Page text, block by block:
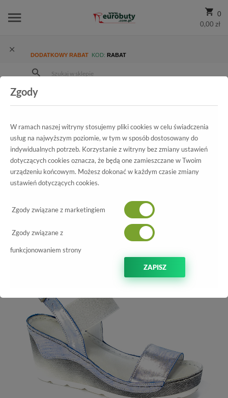
0
0,00 zł
DODATKOWY RABAT KOD: RABAT
Kolekcja damska
Sandały
Wszystkie produkty
1115 L-70 Niebieski
Zgody
W ramach naszej witryny stosujemy pliki cookies w celu świadczenia
usług na najwyższym poziomie, w tym w sposób dostosowany do
indywidualnych potrzeb. Korzystanie z witryny bez zmiany ustawień
dotyczących cookies oznacza, że będą one zamieszczane w Twoim
urządzeniu końcowym. Możesz dokonać w każdym czasie zmiany
ustawień dotyczących cookies.
Zgody związane z marketingiem
Zgody związane z
funkcjonowaniem strony
ZAPISZ